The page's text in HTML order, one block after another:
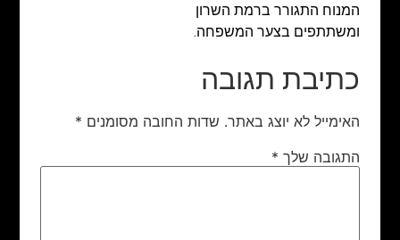
המנוח התגורר ברמת השרון
ומשתתפים בצער המשפחה.
כתיבת תגובה
האימייל לא יוצג באתר. שדות החובה מסומנים *
התגובה שלך *